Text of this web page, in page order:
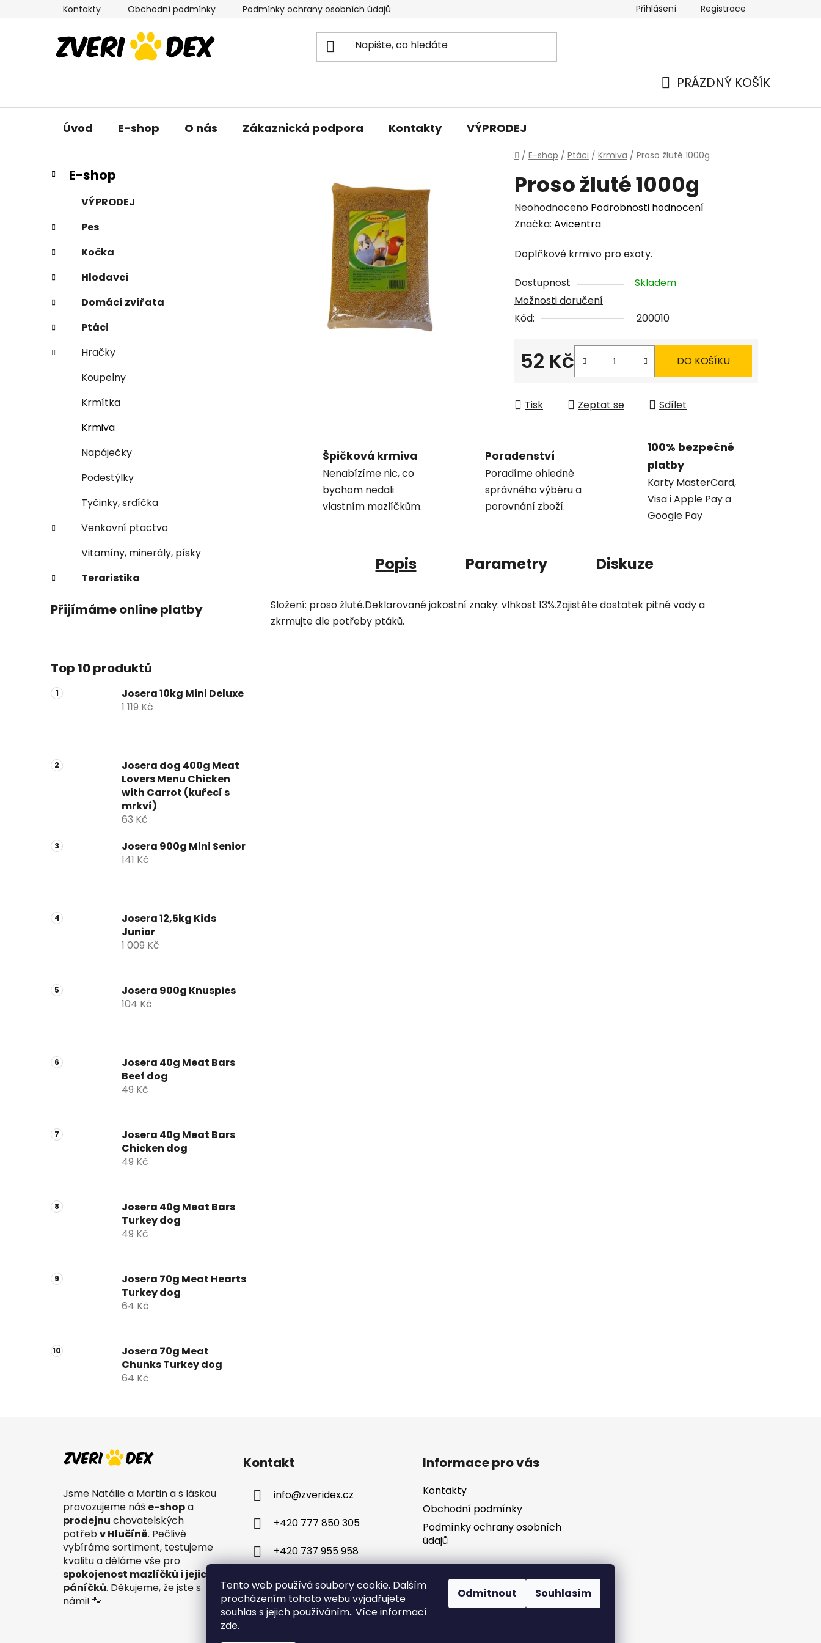
Tento web používá soubory cookie. Dalším
procházením tohoto webu vyjadřujete
souhlas s jejich používáním.. Více informací
zde.
Odmítnout Souhlasím
Kontakty Obchodní podmínky Podmínky ochrany osobních údajů Přihlášení Registrace
PRÁZDNÝ KOŠÍK
Úvod E-shop O nás Zákaznická podpora Kontakty VÝPRODEJ
Domů
/ E-shop / Ptáci / Krmiva / Proso žluté 1000g
P
o
r
a
n
í
p
a
e
Přeskočit
kategorie
K
a
g
o
r
i
e
E-shop
VÝPRODEJ
Pes
Kočka
Hlodavci
Domácí zvířata
Ptáci
Hračky
Koupelny
Krmítka
Krmiva
Napáječky
Podestýlky
Tyčinky, srdíčka
Venkovní ptactvo
Vitamíny, minerály, písky
Teraristika
Přijímáme online platby
Top 10 produktů
Josera 10kg Mini Deluxe
1 119 Kč
Josera dog 400g Meat
Lovers Menu Chicken
with Carrot (kuřecí s
mrkví)
63 Kč
Josera 900g Mini Senior
141 Kč
Josera 12,5kg Kids
Junior
1 009 Kč
Josera 900g Knuspies
104 Kč
Josera 40g Meat Bars
Beef dog
49 Kč
Josera 40g Meat Bars
Chicken dog
49 Kč
Josera 40g Meat Bars
Turkey dog
49 Kč
Josera 70g Meat Hearts
Turkey dog
64 Kč
Josera 70g Meat
Chunks Turkey dog
64 Kč
Proso žluté 1000g
Průměrné
hodnocení
je
z
5
hvězdiček.
Neohodnoceno Podrobnosti hodnocení
Značka: Avicentra
Doplňkové krmivo pro exoty.
Dostupnost
Skladem
Možnosti doručení
Kód:
200010
52 Kč
Měrná cena:
DO KOŠÍKU
Tisk Zeptat se Sdílet
Špičková krmiva
Nenabízíme nic, co
bychom nedali
vlastním mazlíčkům.
Poradenství
Poradíme ohledně
správného výběru a
porovnání zboží.
100% bezpečné
platby
Karty MasterCard,
Visa i Apple Pay a
Google Pay
Popis Parametry Diskuze
Složení: proso žluté.Deklarované jakostní znaky: vlhkost 13%.Zajistěte dostatek pitné vody a
zkrmujte dle potřeby ptáků.
Jsme Natálie a Martin a s láskou
provozujeme náš e-shopa
prodejnu chovatelských
potřebv Hlučíně. Pečlivě
vybíráme sortiment, testujeme
kvalitu a děláme vše pro
spokojenost mazlíčků i jejich
páníčků. Děkujeme, že jste s
námi! 🐾
Kontakt
info@zveridex.cz
+420 777 850 305
+420 737 955 958
Informace pro vás
Kontakty
Obchodní podmínky
Podmínky ochrany osobních
údajů